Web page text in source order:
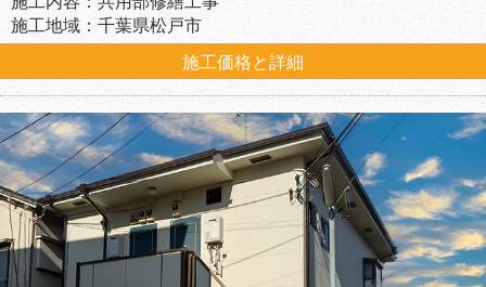
施工地域：千葉県松戸市
施工価格と詳細